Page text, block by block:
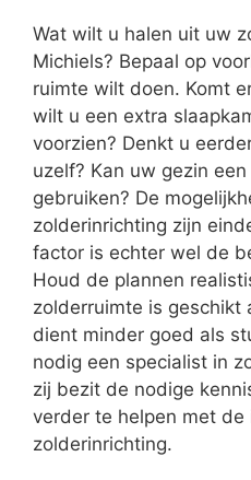
Wat wilt u halen uit uw
Michiels? Bepaal op
ruimte wilt doen. Komt
wilt u een extra
voorzien? Denkt u
uzelf? Kan uw gezin
gebruiken? De
zolderinrichting zijn
factor is echter wel de
Houd de plannen
zolderruimte is geschikt
dient minder goed als
nodig een specialist in
zij bezit de nodige
verder te helpen met de
zolderinrichting.